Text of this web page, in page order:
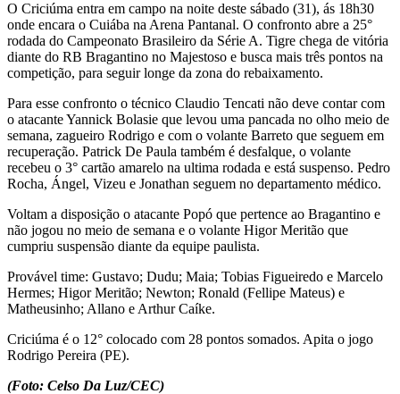
O Criciúma entra em campo na noite deste sábado (31), ás 18h30
onde encara o Cuiába na Arena Pantanal. O confronto abre a 25°
rodada do Campeonato Brasileiro da Série A. Tigre chega de vitória
diante do RB Bragantino no Majestoso e busca mais três pontos na
competição, para seguir longe da zona do rebaixamento.
Para esse confronto o técnico Claudio Tencati não deve contar com
o atacante Yannick Bolasie que levou uma pancada no olho meio de
semana, zagueiro Rodrigo e com o volante Barreto que seguem em
recuperação. Patrick De Paula também é desfalque, o volante
recebeu o 3° cartão amarelo na ultima rodada e está suspenso. Pedro
Rocha, Ángel, Vizeu e Jonathan seguem no departamento médico.
Voltam a disposição o atacante Popó que pertence ao Bragantino e
não jogou no meio de semana e o volante Higor Meritão que
cumpriu suspensão diante da equipe paulista.
Provável time: Gustavo; Dudu; Maia; Tobias Figueiredo e Marcelo
Hermes; Higor Meritão; Newton; Ronald (Fellipe Mateus) e
Matheusinho; Allano e Arthur Caíke.
Criciúma é o 12° colocado com 28 pontos somados. Apita o jogo
Rodrigo Pereira (PE).
(Foto: Celso Da Luz/CEC)